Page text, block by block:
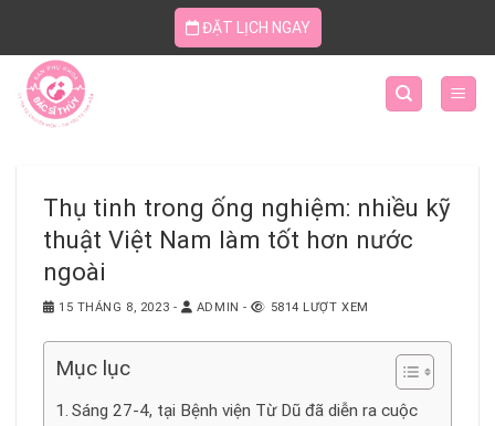
content
ĐẶT LỊCH NGAY
Thụ tinh trong ống nghiệm: nhiều kỹ
thuật Việt Nam làm tốt hơn nước
ngoài
15 THÁNG 8, 2023 - ADMIN - 5814 LƯỢT XEM
Mục lục
Sáng 27-4, tại Bệnh viện Từ Dũ đã diễn ra cuộc